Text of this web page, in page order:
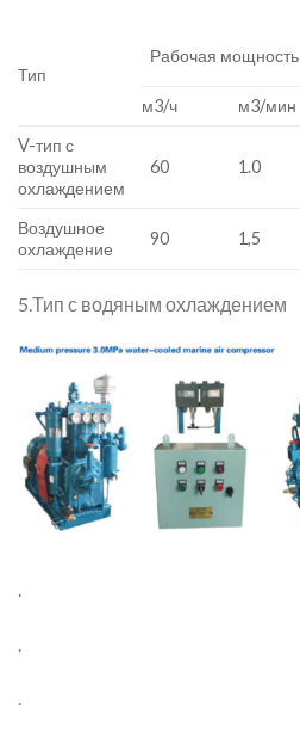
Тип
Рабочая мощность
м3/ч м3/мин
V-тип с
воздушным
охлаждением
60
1.0
Воздушное
охлаждение
90 1,5
5.Тип с водяным охлаждением
.